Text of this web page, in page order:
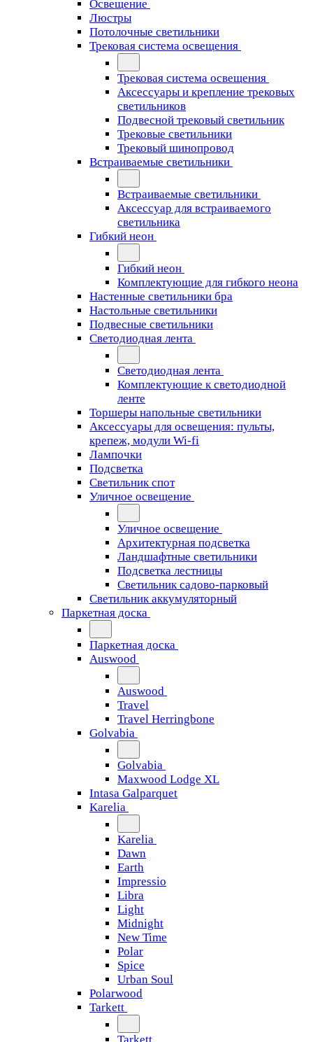
Освещение
Люстры
Потолочные светильники
Трековая система освещения
Трековая система освещения
Аксессуары и крепление трековых
светильников
Подвесной трековый светильник
Трековые светильники
Трековый шинопровод
Встраиваемые светильники
Встраиваемые светильники
Аксессуар для встраиваемого
светильника
Гибкий неон
Гибкий неон
Комплектующие для гибкого неона
Настенные светильники бра
Настольные светильники
Подвесные светильники
Светодиодная лента
Светодиодная лента
Комплектующие к светодиодной
ленте
Торшеры напольные светильники
Аксессуары для освещения: пульты,
крепеж, модули Wi-fi
Лампочки
Подсветка
Светильник спот
Уличное освещение
Уличное освещение
Архитектурная подсветка
Ландшафтные светильники
Подсветка лестницы
Светильник садово-парковый
Светильник аккумуляторный
Паркетная доска
Паркетная доска
Auswood
Auswood
Travel
Travel Herringbone
Golvabia
Golvabia
Maxwood Lodge XL
Intasa Galparquet
Karelia
Karelia
Dawn
Earth
Impressio
Libra
Light
Midnight
New Time
Polar
Spice
Urban Soul
Polarwood
Tarkett